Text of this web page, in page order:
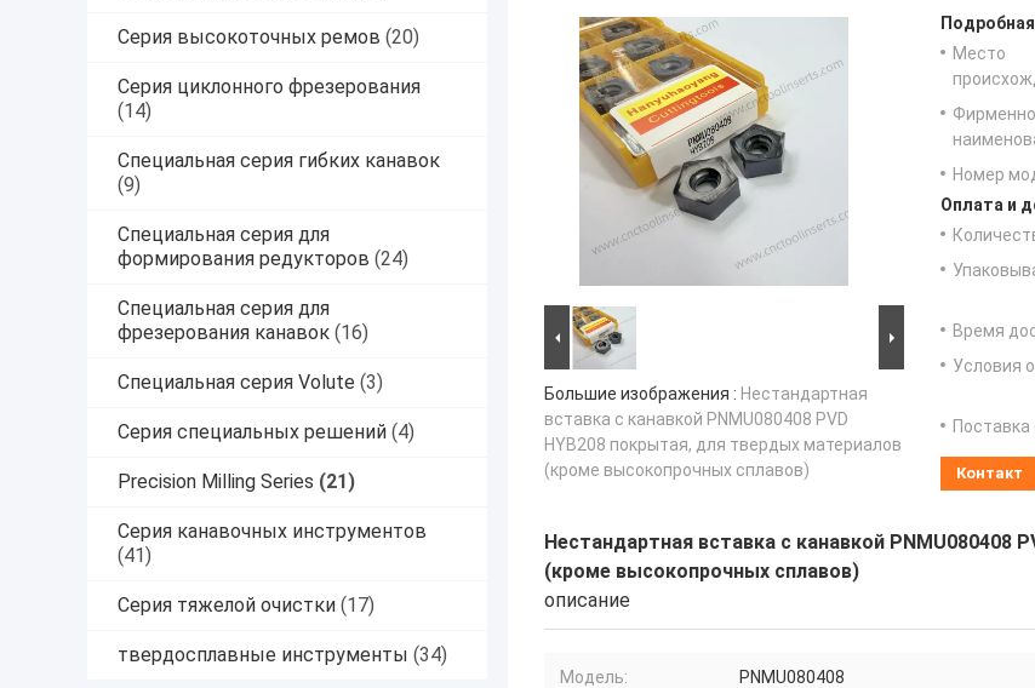
Серия высокоточных ремов (20)
Серия циклонного фрезерования
(14)
Специальная серия гибких канавок
(9)
Специальная серия для
формирования редукторов (24)
Специальная серия для
фрезерования канавок (16)
Специальная серия Volute (3)
Серия специальных решений (4)
Precision Milling Series (21)
Серия канавочных инструментов
(41)
Серия тяжелой очистки (17)
твердосплавные инструменты (34)
Большие изображения : Нестандартная
вставка с канавкой PNMU080408 PVD
HYB208 покрытая, для твердых материалов
(кроме высокопрочных сплавов)
Место
Номер
Оплата и
Время
Условия
Поставка
Контакт
Нестандартная вставка с канавкой PNMU080408
(кроме высокопрочных сплавов)
описание
Модель: PNMU080408